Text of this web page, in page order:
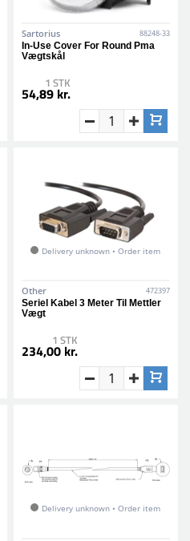
Sartorius 88248-33
In-Use Cover For Round Pma
Vægtskål
1 STK
54,89 kr.
Delivery unknown • Order item
Other 472397
Seriel Kabel 3 Meter Til Mettler
Vægt
1 STK
234,00 kr.
Delivery unknown • Order item